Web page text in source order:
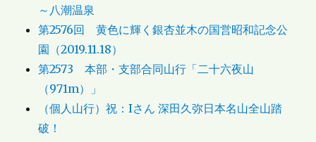
～八潮温泉
第2576回 黄色に輝く銀杏並木の国営昭和記念公
園（2019.11.18）
第2573 本部・支部合同山行「二十六夜山
（971m）」
（個人山行）祝：Iさん 深田久弥日本名山全山踏
破！